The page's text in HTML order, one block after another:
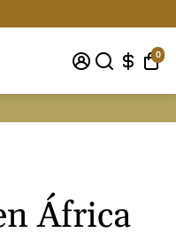
0
África